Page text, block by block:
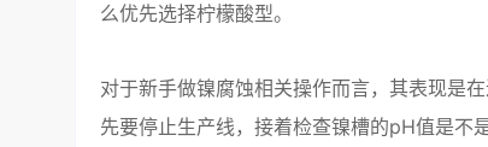
么优先选择柠檬酸型。
对于新手做镍腐蚀相关操作而言，其表现是
先要停止生产线，接着检查镍槽的pH值是不